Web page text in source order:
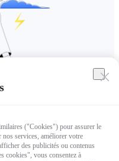
("Cookies") pour assurer le
services, améliorer votre
des publicités ou contenus
cookies", vous consentez à